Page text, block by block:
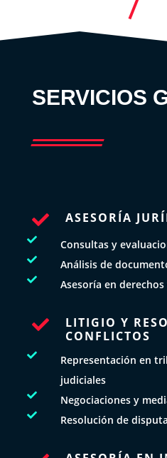
SERVICIOS
 ASESORÍA
 Consultas y
 Análisis de
 Asesoría en

LITIGIO Y
CONFLICTOS

Representación en
judiciales
 Negociaciones y
 Resolución de